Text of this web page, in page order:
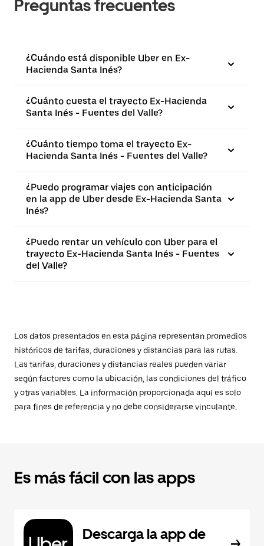
Preguntas frecuentes
¿Cuándo está disponible Uber en Ex-
Hacienda Santa Inés?
¿Cuánto cuesta el trayecto Ex-Hacienda
Santa Inés - Fuentes del Valle?
¿Cuánto tiempo toma el trayecto Ex-
Hacienda Santa Inés - Fuentes del Valle?
¿Puedo programar viajes con anticipación
en la app de Uber desde Ex-Hacienda Santa
Inés?
¿Puedo rentar un vehículo con Uber para el
trayecto Ex-Hacienda Santa Inés - Fuentes
del Valle?
Los datos presentados en esta página representan promedios
históricos de tarifas, duraciones y distancias para las rutas.
Las tarifas, duraciones y distancias reales pueden variar
según factores como la ubicación, las condiciones del tráfico
y otras variables. La información proporcionada aquí es solo
para fines de referencia y no debe considerarse vinculante.
Es más fácil con las apps
Descarga la app de